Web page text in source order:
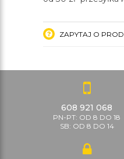
ZAPYTAJ O
608 921 068
PN-PT: OD 8 DO 18
SB: OD 8 DO 14